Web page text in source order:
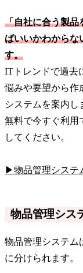
「自社に合う製品
ばいいかわからな
す。
ITトレンドで過去
悩みや要望から作
システムを案内し
無料で今すぐ利用
してください。
▶物品管理システ
物品管理シス
物品管理システム
に分けられます。